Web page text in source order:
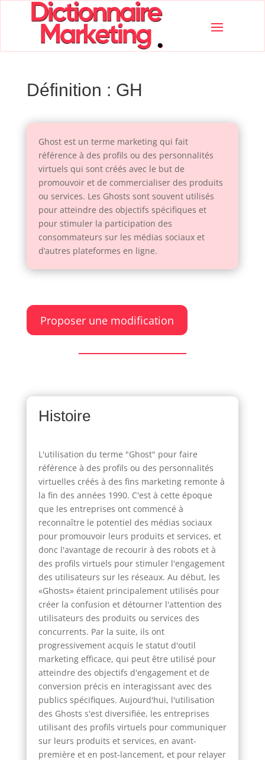
Définition : GH
Ghost est un terme marketing qui fait
référence à des profils ou des personnalités
virtuels qui sont créés avec le but de
promouvoir et de commercialiser des produits
ou services. Les Ghosts sont souvent utilisés
pour atteindre des objectifs spécifiques et
pour stimuler la participation des
consommateurs sur les médias sociaux et
d’autres plateformes en ligne.
Proposer une modification
Histoire
L'utilisation du terme "Ghost" pour faire
référence à des profils ou des personnalités
virtuelles créés à des fins marketing remonte à
la fin des années 1990. C'est à cette époque
que les entreprises ont commencé à
reconnaître le potentiel des médias sociaux
pour promouvoir leurs produits et services, et
donc l'avantage de recourir à des robots et à
des profils virtuels pour stimuler l'engagement
des utilisateurs sur les réseaux. Au début, les
«Ghosts» étaient principalement utilisés pour
créer la confusion et détourner l'attention des
utilisateurs des produits ou services des
concurrents. Par la suite, ils ont
progressivement acquis le statut d'outil
marketing efficace, qui peut être utilisé pour
atteindre des objectifs d'engagement et de
conversion précis en interagissant avec des
publics spécifiques. Aujourd'hui, l'utilisation
des Ghosts s'est diversifiée, les entreprises
utilisant des profils virtuels pour communiquer
sur leurs produits et services, en avant-
première et en post-lancement, et pour relayer